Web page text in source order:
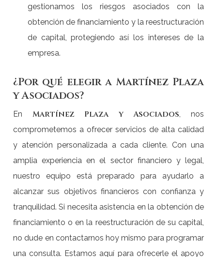
gestionamos los riesgos asociados con la
obtención de financiamiento y la reestructuración
de capital, protegiendo así los intereses de la
empresa.
¿Por qué elegir a Martínez Plaza
y Asociados?
En Martínez Plaza y Asociados, nos
comprometemos a ofrecer servicios de alta calidad
y atención personalizada a cada cliente. Con una
amplia experiencia en el sector financiero y legal,
nuestro equipo está preparado para ayudarlo a
alcanzar sus objetivos financieros con confianza y
tranquilidad. Si necesita asistencia en la obtención de
financiamiento o en la reestructuración de su capital,
no dude en contactarnos hoy mismo para programar
una consulta. Estamos aquí para ofrecerle el apoyo